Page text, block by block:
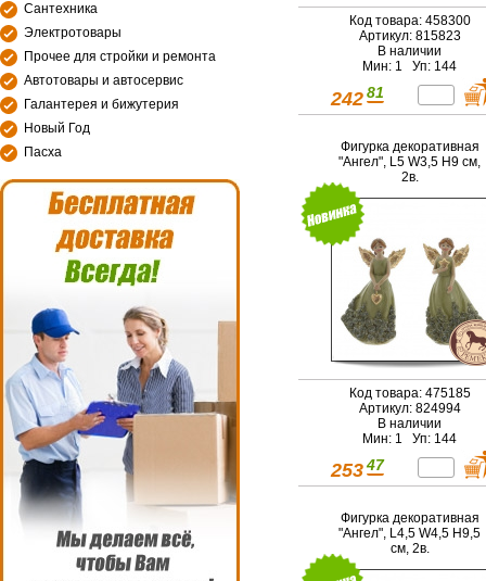
Сантехника
Электротовары
Прочее для стройки и ремонта
Автотовары и автосервис
Галантерея и бижутерия
Новый Год
Пасха
Код товара: 458300
Артикул: 815823
В наличии
Мин: 1 Уп: 144
242 81
Фигурка декоративная
"Ангел", L5 W3,5 H9 см,
2в.
Код товара: 475185
Артикул: 824994
В наличии
Мин: 1 Уп: 144
253 47
Фигурка декоративная
"Ангел", L4,5 W4,5 H9,5
см, 2в.